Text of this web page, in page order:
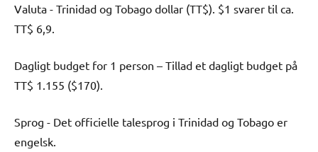
Valuta - Trinidad og Tobago dollar (TT$). $1 svarer til ca.
TT$ 6,9.
Dagligt budget for 1 person – Tillad et dagligt budget på
TT$ 1.155 ($170).
Sprog - Det officielle talesprog i Trinidad og Tobago er
engelsk.